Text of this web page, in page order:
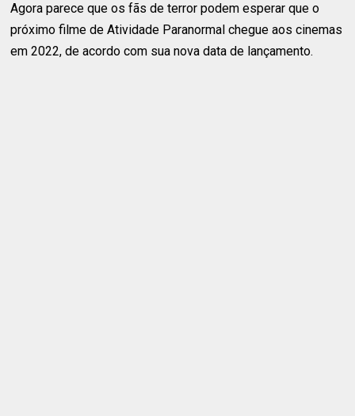
Agora parece que os fãs de terror podem esperar que o
próximo filme de Atividade Paranormal chegue aos cinemas
em 2022, de acordo com sua nova data de lançamento.